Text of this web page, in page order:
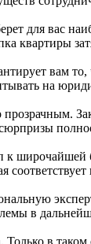
для вас
квартиры
вам то,
на
сюрпризы
к
в
в